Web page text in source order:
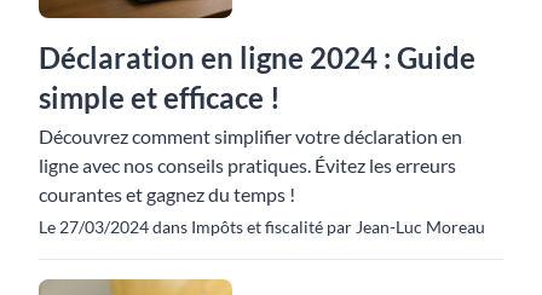
Déclaration en ligne 2024 : Guide
simple et efficace !
Découvrez comment simplifier votre déclaration en
ligne avec nos conseils pratiques. Évitez les erreurs
courantes et gagnez du temps !
Le 27/03/2024 dans Impôts et fiscalité par Jean-Luc Moreau